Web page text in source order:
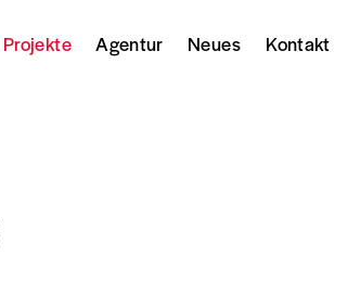
Projekte Agentur Neues Kontakt